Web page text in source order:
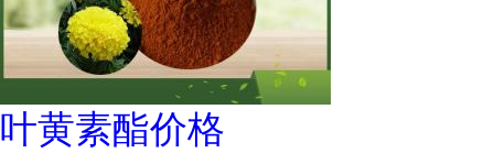
叶黄素酯价格